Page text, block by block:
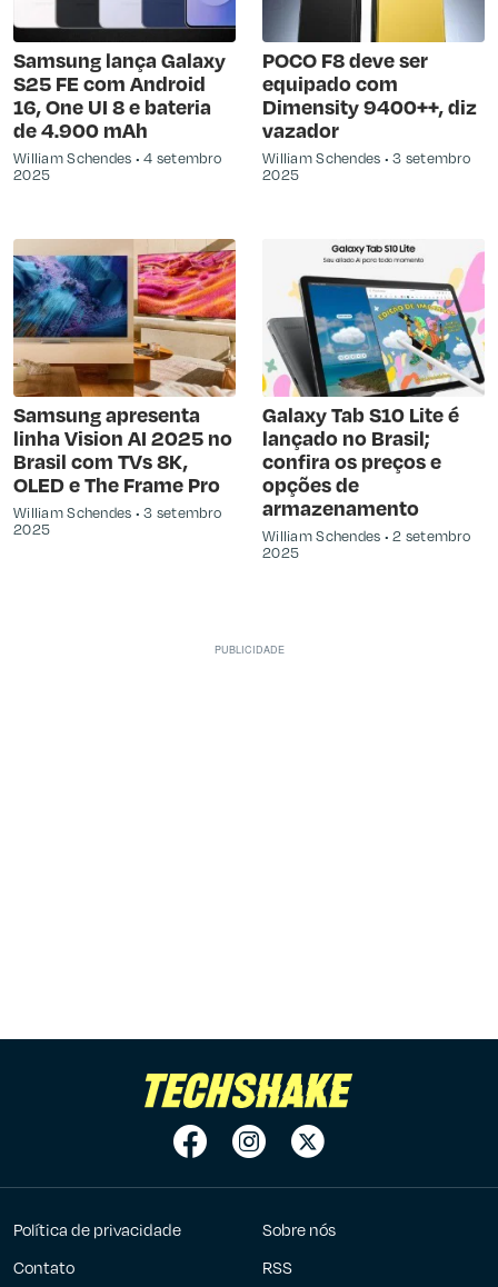
Samsung lança Galaxy
S25 FE com Android
16, One UI 8 e bateria
de 4.900 mAh
William Schendes
4 setembro
2025
POCO F8 deve ser
equipado com
Dimensity 9400++, diz
vazador
William Schendes
3 setembro
2025
Samsung apresenta
linha Vision AI 2025 no
Brasil com TVs 8K,
OLED e The Frame Pro
William Schendes
3 setembro
2025
Galaxy Tab S10 Lite é
lançado no Brasil;
confira os preços e
opções de
armazenamento
William Schendes
2 setembro
2025
Política de privacidade
Sobre nós
Contato
RSS